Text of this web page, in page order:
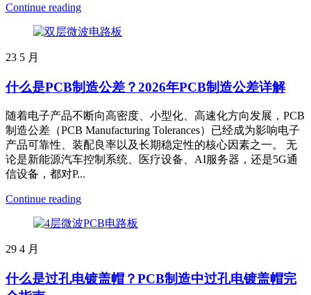
Continue reading
23 5 月
什么是PCB制造公差？2026年PCB制造公差详解
随着电子产品不断向高密度、小型化、高速化方向发展，PCB
制造公差（PCB Manufacturing Tolerances）已经成为影响电子
产品可靠性、装配良率以及长期稳定性的核心因素之一。 无
论是新能源汽车控制系统、医疗设备、AI服务器，还是5G通
信设备，都对P...
Continue reading
29 4 月
什么是过孔电镀盖帽？PCB制造中过孔电镀盖帽完